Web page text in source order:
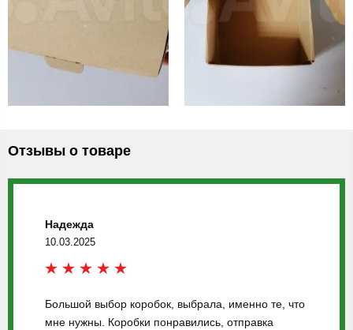
Отзывы о товаре
Надежда
10.03.2025
Большой выбор коробок, выбрала, именно те, что
мне нужны. Коробки понравились, отправка